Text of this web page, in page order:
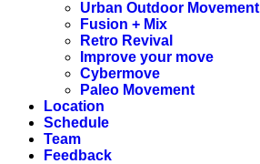
Urban Outdoor Movement
Fusion + Mix
Retro Revival
Improve your move
Cybermove
Paleo Movement
Location
Schedule
Team
Feedback